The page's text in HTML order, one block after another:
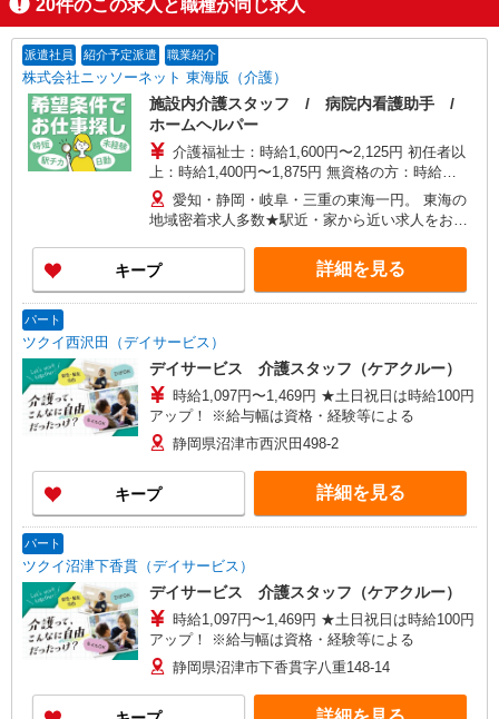
20件のこの求人と職種が同じ求人
派遣社員 紹介予定派遣 職業紹介
株式会社ニッソーネット 東海版（介護）
施設内介護スタッフ / 病院内看護助手 /
ホームヘルパー
介護福祉士：時給1,600円〜2,125円 初任者以
上：時給1,400円〜1,875円 無資格の方：時給
1,300円〜1,750円 ※給与幅は勤務先による +交通
費、諸手当（勤務先による） +0円で介護資格が取
れる （別途規定） ★給与日払い制度あり！
愛知・静岡・岐阜・三重の東海一円。 東海の
地域密着求人多数★駅近・家から近い求人をお探
キープ 詳細を見る
パート
ツクイ西沢田（デイサービス）
デイサービス 介護スタッフ（ケアクルー）
時給1,097円〜1,469円 ★土日祝日は時給100円
アップ！ ※給与幅は資格・経験等による
静岡県沼津市西沢田498-2
キープ 詳細を見る
パート
ツクイ沼津下香貫（デイサービス）
デイサービス 介護スタッフ（ケアクルー）
時給1,097円〜1,469円 ★土日祝日は時給100円
アップ！ ※給与幅は資格・経験等による
静岡県沼津市下香貫字八重148-14